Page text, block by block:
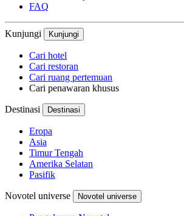
FAQ
Kunjungi Kunjungi
Cari hotel
Cari restoran
Cari ruang pertemuan
Cari penawaran khusus
Destinasi Destinasi
Eropa
Asia
Timur Tengah
Amerika Selatan
Pasifik
Novotel universe Novotel universe